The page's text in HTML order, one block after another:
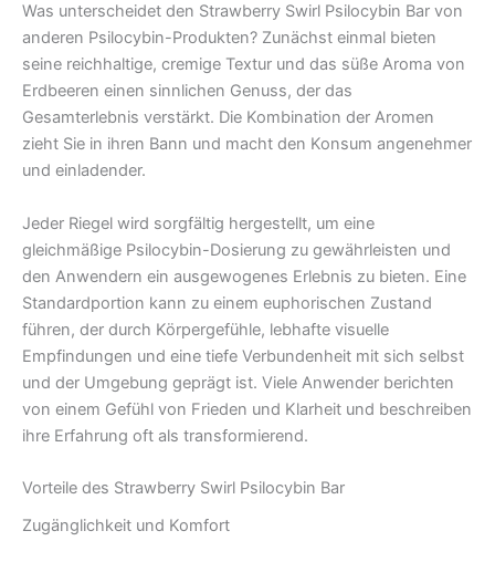
Was unterscheidet den Strawberry Swirl Psilocybin Bar von
anderen Psilocybin-Produkten? Zunächst einmal bieten
seine reichhaltige, cremige Textur und das süße Aroma von
Erdbeeren einen sinnlichen Genuss, der das
Gesamterlebnis verstärkt. Die Kombination der Aromen
zieht Sie in ihren Bann und macht den Konsum angenehmer
und einladender.
Jeder Riegel wird sorgfältig hergestellt, um eine
gleichmäßige Psilocybin-Dosierung zu gewährleisten und
den Anwendern ein ausgewogenes Erlebnis zu bieten. Eine
Standardportion kann zu einem euphorischen Zustand
führen, der durch Körpergefühle, lebhafte visuelle
Empfindungen und eine tiefe Verbundenheit mit sich selbst
und der Umgebung geprägt ist. Viele Anwender berichten
von einem Gefühl von Frieden und Klarheit und beschreiben
ihre Erfahrung oft als transformierend.
Vorteile des Strawberry Swirl Psilocybin Bar
Zugänglichkeit und Komfort